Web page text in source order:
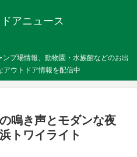
アニュース
プ場情報、動物園・水族館などのお出
アウトドア情報を配信中
鳴き声とモダンな夜
トワイライト